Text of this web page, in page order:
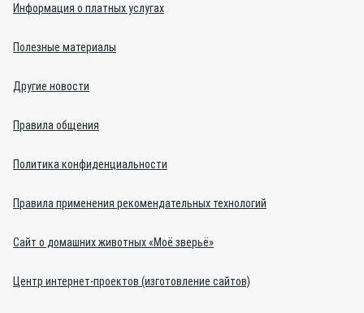
Информация о платных услугах
Полезные материалы
Другие новости
Правила общения
Политика конфиденциальности
Правила применения рекомендательных технологий
Сайт о домашних животных «Моё зверьё»
Центр интернет-проектов (изготовление сайтов)